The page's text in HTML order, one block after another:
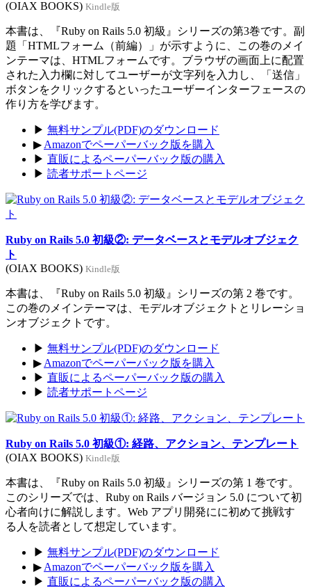
(OIAX BOOKS) Kindle版
本書は、『Ruby on Rails 5.0 初級』シリーズの第3巻です。副
題「HTMLフォーム（前編）」が示すように、この巻のメイ
ンテーマは、HTMLフォームです。ブラウザの画面上に配置
された入力欄に対してユーザーが文字列を入力し、「送信」
ボタンをクリックするといったユーザーインターフェースの
作り方を学びます。
▶ 無料サンプル(PDF)のダウンロード
▶ Amazonでペーパーバック版を購入
▶ 直販によるペーパーバック版の購入
▶ 読者サポートページ
Ruby on Rails 5.0 初級②: データベースとモデルオブジェク
ト
(OIAX BOOKS) Kindle版
本書は、『Ruby on Rails 5.0 初級』シリーズの第 2 巻です。
この巻のメインテーマは、モデルオブジェクトとリレーショ
ンオブジェクトです。
▶ 無料サンプル(PDF)のダウンロード
▶ Amazonでペーパーバック版を購入
▶ 直販によるペーパーバック版の購入
▶ 読者サポートページ
Ruby on Rails 5.0 初級①: 経路、アクション、テンプレート
(OIAX BOOKS) Kindle版
本書は、『Ruby on Rails 5.0 初級』シリーズの第 1 巻です。
このシリーズでは、Ruby on Rails バージョン 5.0 について初
心者向けに解説します。Web アプリ開発にに初めて挑戦す
る人を読者として想定しています。
▶ 無料サンプル(PDF)のダウンロード
▶ Amazonでペーパーバック版を購入
▶ 直販によるペーパーバック版の購入